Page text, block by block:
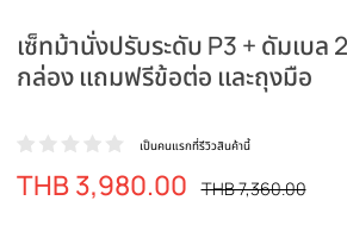
เซ็ทม้านั่งปรับระดับ P3 + ดัม
กล่อง แถมฟรีข้อต่อ และถุงมือ